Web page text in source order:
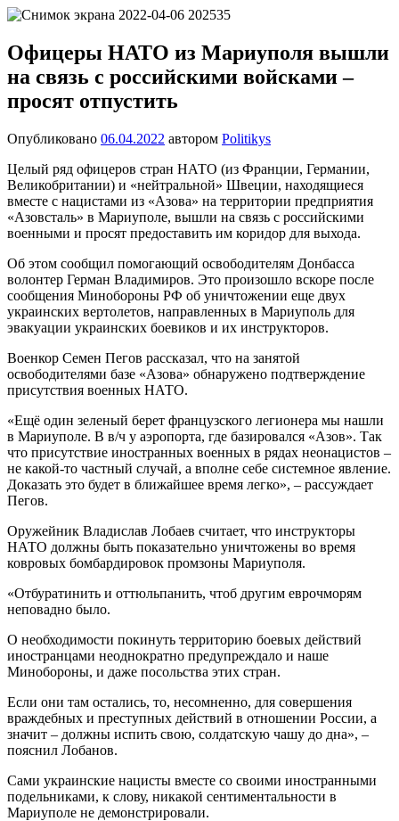
Перейти
содержимому
один
сайт
на
Офицеры НАТО из Мариуполя вышли
на связь с российскими войсками –
просят отпустить
Опубликовано 06.04.2022 автором Politikys
Целый ряд офицеров стран НАТО (из Франции, Германии,
Великобритании) и «нейтральной» Швеции, находящиеся
вместе с нацистами из «Азова» на территории предприятия
«Азовсталь» в Мариуполе, вышли на связь с российскими
военными и просят предоставить им коридор для выхода.
Об этом сообщил помогающий освободителям Донбасса
волонтер Герман Владимиров. Это произошло вскоре после
сообщения Минобороны РФ об уничтожении еще двух
украинских вертолетов, направленных в Мариуполь для
эвакуации украинских боевиков и их инструкторов.
Военкор Семен Пегов рассказал, что на занятой
освободителями базе «Азова» обнаружено подтверждение
присутствия военных НАТО.
«Ещё один зеленый берет французского легионера мы нашли
в Мариуполе. В в/ч у аэропорта, где базировался «Азов». Так
что присутствие иностранных военных в рядах неонацистов –
не какой-то частный случай, а вполне себе системное явление.
Доказать это будет в ближайшее время легко», – рассуждает
Пегов.
Оружейник Владислав Лобаев считает, что инструкторы
НАТО должны быть показательно уничтожены во время
ковровых бомбардировок промзоны Мариуполя.
«Отбуратинить и оттюльпанить, чтоб другим еврочморям
неповадно было.
О необходимости покинуть территорию боевых действий
иностранцами неоднократно предупреждало и наше
Минобороны, и даже посольства этих стран.
Если они там остались, то, несомненно, для совершения
враждебных и преступных действий в отношении России, а
значит – должны испить свою, солдатскую чашу до дна», –
пояснил Лобанов.
Сами украинские нацисты вместе со своими иностранными
подельниками, к слову, никакой сентиментальности в
Мариуполе не демонстрировали.